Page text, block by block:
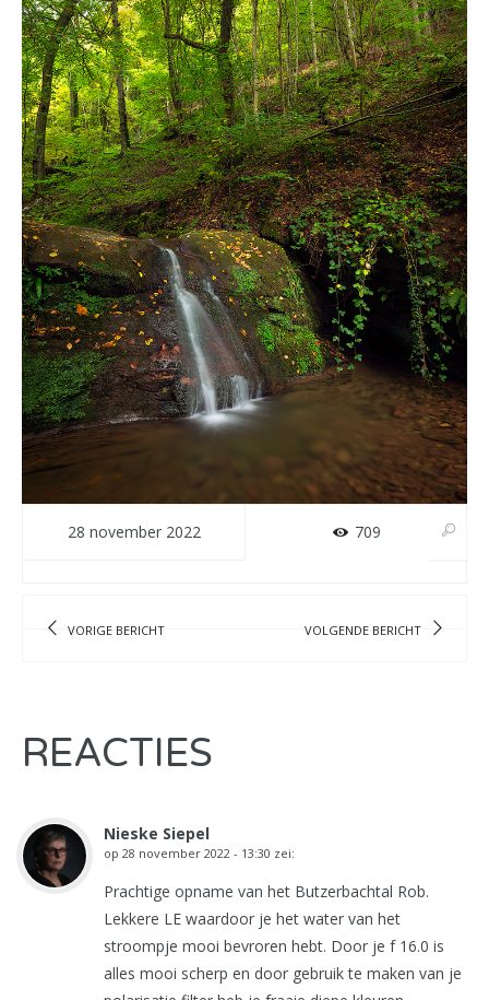
28 november 2022 709
VORIGE BERICHT VOLGENDE BERICHT
REACTIES
Nieske Siepel
op 28 november 2022 - 13:30 zei:
Prachtige opname van het Butzerbachtal Rob.
Lekkere LE waardoor je het water van het
stroompje mooi bevroren hebt. Door je f 16.0 is
alles mooi scherp en door gebruik te maken van je